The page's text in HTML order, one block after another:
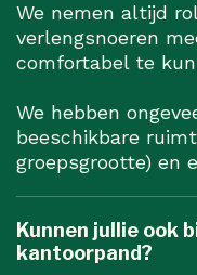
We nemen altijd
verlengsnoeren
comfortabel te
We hebben
beeschikbare
groepsgrootte) en
Kunnen jullie ook
kantoorpand?